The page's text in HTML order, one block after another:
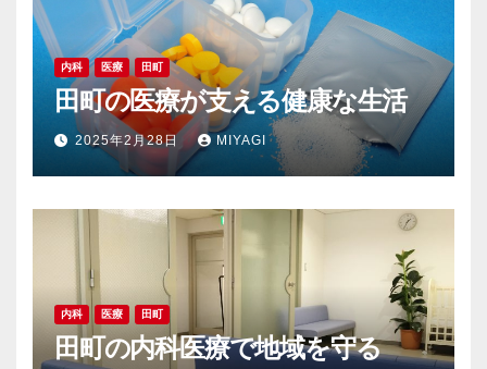
内科 医療 田町
田町の医療が支える健康な生活
2025年2月28日 MIYAGI
内科 医療 田町
田町の内科医療で地域を守る